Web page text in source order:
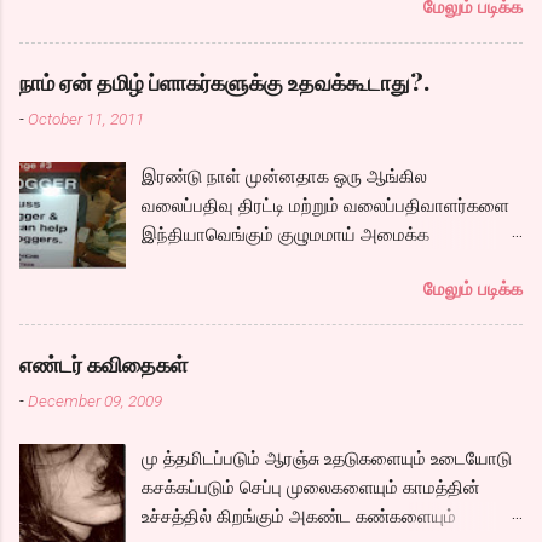
சோழர் கால ஆராய்ச்சியை தொடர அமர்த்தப்படும்
பெண் ரீமா, அவர்களுக்கு அடி பொடி வேலை செய்ய
அழைக்கப்படும் கார்த்தி. இவர்களுடன் நம்முடய
ஆறு போல ஓடுகிறது படம். பெரியதாய் கதை ஏதும்
நகராவிட்டாலும், ரீமாவின் அதிரடி கேரக்டரும்,
ஆண்ட்ரியாவின் அமைதியான கேரக்டரும்,
கார்த்தியின் அடாவடி, தடாலடி வெட்டி பேச்சு க...
மேலும் படிக்க
நாம் ஏன் தமிழ் ப்ளாகர்களுக்கு உதவக்கூடாது?.
- October 11, 2011
இரண்டு நாள் முன்னதாக ஒரு ஆங்கில
வலைப்பதிவு திரட்டி மற்றும் வலைப்பதிவாளர்களை
இந்தியாவெங்கும் குழுமமாய் அமைக்க
பதிவர் சந்திப்புக்கு ஏற்பாடு செய்திருந்தது.
இவர்கள் வருடா வருடம் நடத்துவதுதான். இம்முறை
நிறைய தமிழ் வலைப்பூக்கள் நடத்துபவர்களும்
கலந்து கொண்டோம்.
மேலும் படிக்க
எண்டர் கவிதைகள்
-December 09, 2009
மு த்தமிடப்படும் ஆரஞ்சு உதடுகளையும் உடையோடு
கசக்கப்படும் செப்பு முலைகளையும் காமத்தின்
உச்சத்தில் கிறங்கும் அகண்ட கண்களையும்